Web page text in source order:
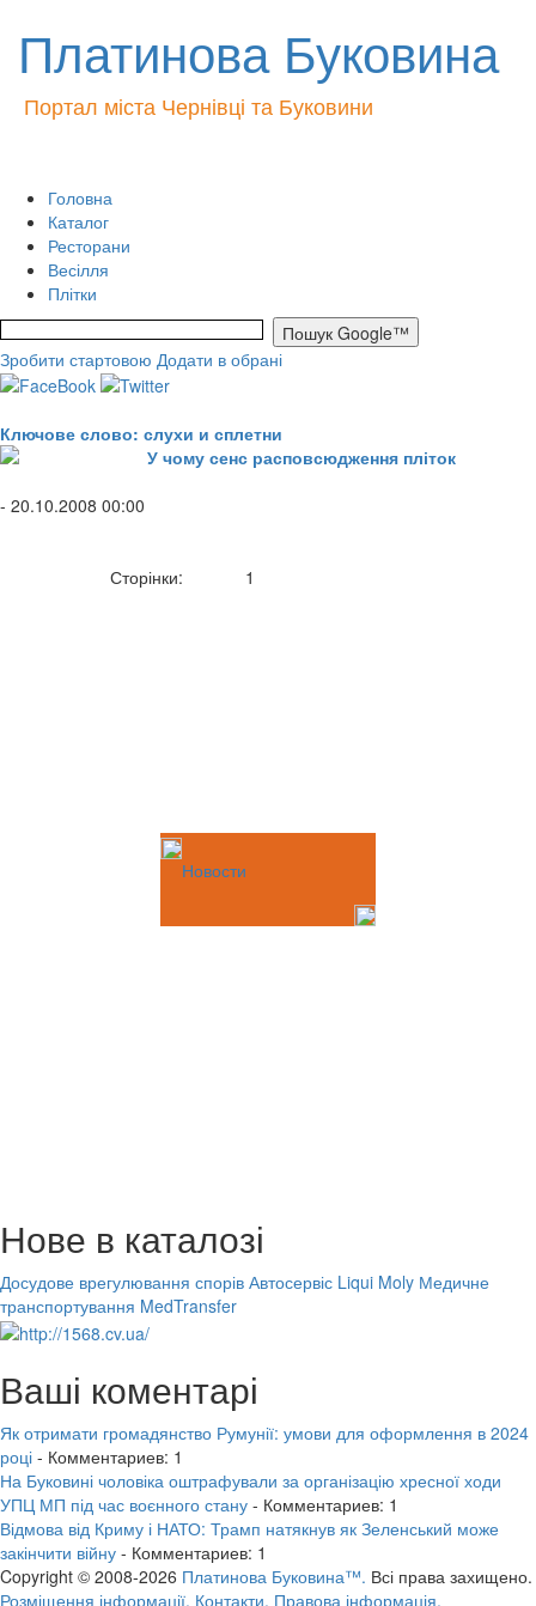
Платинова Буковина
Портал міста Чернівці та Буковини
Головна
Каталог
Ресторани
Весілля
Плітки
Зробити стартовою Додати в обрані
Ключове слово: слухи и сплетни
У чому сенс расповсюдження пліток
- 20.10.2008 00:00
Сторінки: 1
Новости
Нове в каталозі
Досудове врегулювання спорів Автосервіс Liqui Moly Медичне
транспортування MedTransfer
Ваші коментарі
Як отримати громадянство Румунії: умови для оформлення в 2024
році - Комментариев: 1
На Буковині чоловіка оштрафували за організацію хресної ходи
УПЦ МП під час воєнного стану - Комментариев: 1
Відмова від Криму і НАТО: Трамп натякнув як Зеленський може
закінчити війну - Комментариев: 1
Copyright © 2008-2026 Платинова Буковина™. Всі права захищено.
Розміщення інформації. Контакти. Правова інформація.